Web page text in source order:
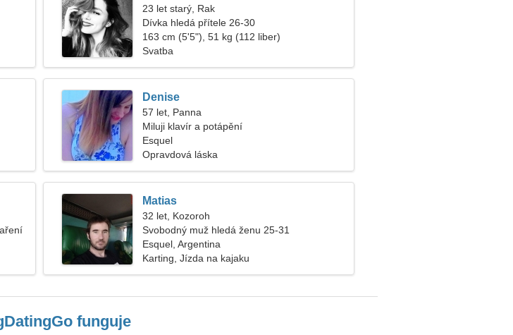
23 let starý, Rak
Dívka hledá přítele 26-30
163 cm (5'5"), 51 kg (112 liber)
Svatba
Denise
57 let, Panna
Miluji klavír a potápění
Esquel
Opravdová láska
Matias
32 let, Kozoroh
Svobodný muž hledá ženu 25-31
Esquel, Argentina
Karting, Jízda na kajaku
funguje